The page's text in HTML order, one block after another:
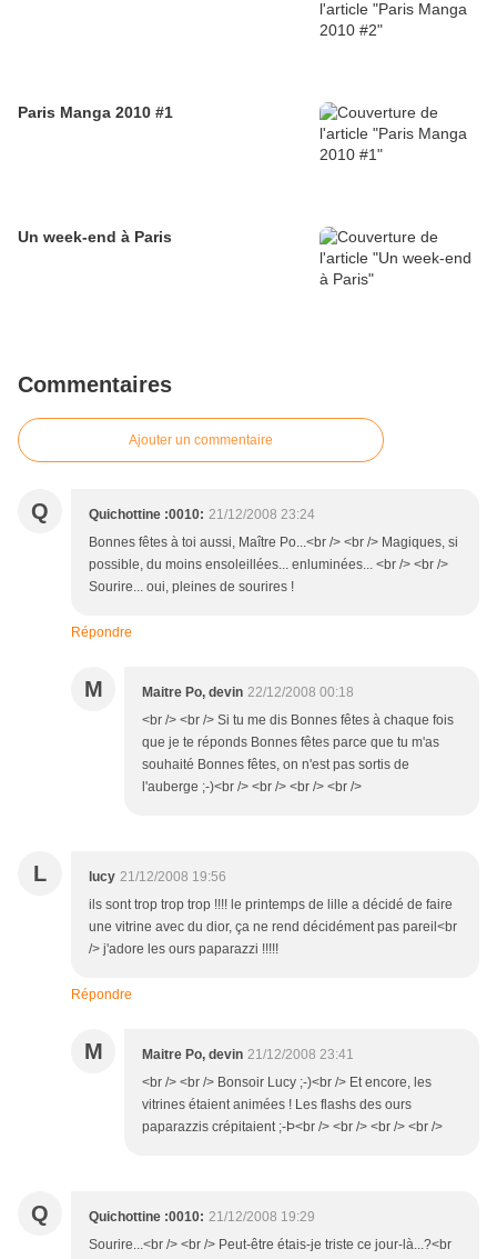
Paris Manga 2010 #1
Un week-end à Paris
Commentaires
Ajouter un commentaire
Q Quichottine :0010: 21/12/2008 23:24
Bonnes fêtes à toi aussi, Maître Po...<br /> <br /> Magiques, si
possible, du moins ensoleillées... enluminées... <br /> <br />
Sourire... oui, pleines de sourires !
Répondre
M Maitre Po, devin 22/12/2008 00:18
<br /> <br /> Si tu me dis Bonnes fêtes à chaque fois
que je te réponds Bonnes fêtes parce que tu m'as
souhaité Bonnes fêtes, on n'est pas sortis de
l'auberge ;-)<br /> <br /> <br /> <br />
L lucy 21/12/2008 19:56
ils sont trop trop trop !!!! le printemps de lille a décidé de faire
une vitrine avec du dior, ça ne rend décidément pas pareil<br
/> j'adore les ours paparazzi !!!!!
Répondre
M Maitre Po, devin 21/12/2008 23:41
<br /> <br /> Bonsoir Lucy ;-)<br /> Et encore, les
vitrines étaient animées ! Les flashs des ours
paparazzis crépitaient ;-Þ<br /> <br /> <br /> <br />
Q Quichottine :0010: 21/12/2008 19:29
Sourire...<br /> <br /> Peut-être étais-je triste ce jour-là...?<br